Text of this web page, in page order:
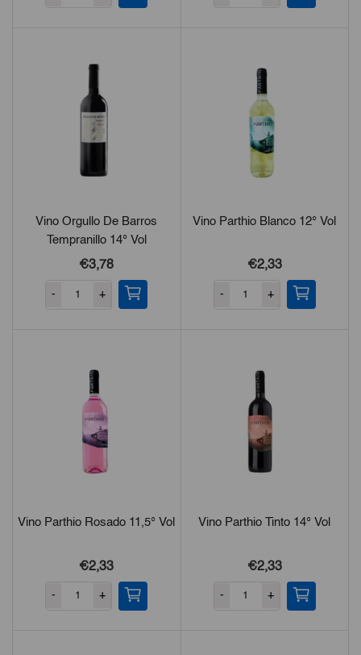
Vino Orgullo De Barros
Tempranillo 14° Vol
€3,78
- +
Vino Parthio Blanco 12° Vol
€2,33
- +
Vino Parthio Rosado 11,5° Vol
€2,33
- +
Vino Parthio Tinto 14° Vol
€2,33
- +